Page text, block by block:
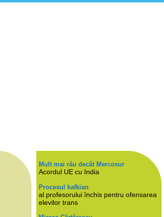
Mult mai rău decât Mercosur
Acordul UE cu India
Procesul kafkian
al profesorului închis pentru ofensarea
elevilor trans